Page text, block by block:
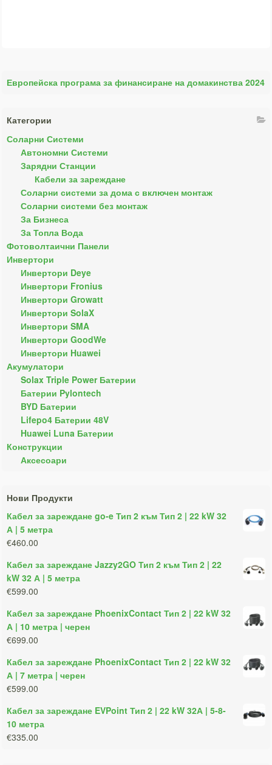
Европейска програма за финансиране на домакинства 2024
Категории
Соларни Системи
Автономни Системи
Зарядни Станции
Кабели за зареждане
Соларни системи за дома с включен монтаж
Соларни системи без монтаж
За Бизнеса
За Топла Вода
Фотоволтаични Панели
Инвертори
Инвертори Deye
Инвертори Fronius
Инвертори Growatt
Инвертори SolaX
Инвертори SMA
Инвертори GoodWe
Инвертори Huawei
Акумулатори
Solax Triple Power Батерии
Батерии Pylontech
BYD Батерии
Lifepo4 Батерии 48V
Huawei Luna Батерии
Конструкции
Аксесоари
Нови Продукти
Кабел за зареждане go-e Тип 2 към Тип 2 | 22 kW 32
А | 5 метра
€460.00
Кабел за зареждане Jazzy2GO Тип 2 към Тип 2 | 22
kW 32 А | 5 метра
€599.00
Кабел за зареждане PhoenixContact Тип 2 | 22 kW 32
А | 10 метра | черен
€699.00
Кабел за зареждане PhoenixContact Тип 2 | 22 kW 32
А | 7 метра | черен
€599.00
Кабел за зареждане EVPoint Тип 2 | 22 kW 32А | 5-8-
10 метра
€335.00